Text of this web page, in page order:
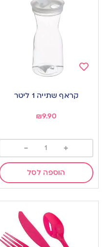
wishlist
קראף שתייה 1 ליטר
₪9.90
+
-
הוספה לסל